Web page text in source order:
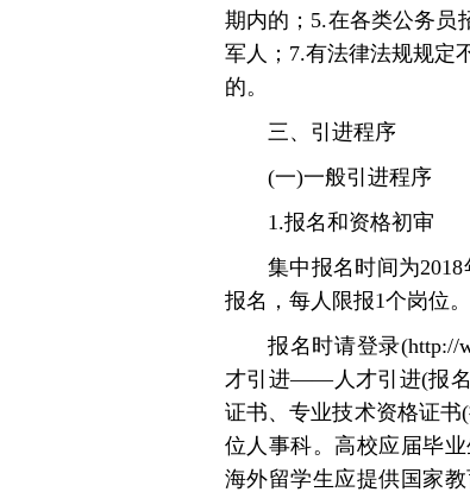
期内的；5.在各类公务员
军人；7.有法律法规规定
的。
三、引进程序
(一)一般引进程序
1.报名和资格初审
集中报名时间为
报名，每人限报1个岗位。
报名时请登录
才引进——人才引进(报名
证书、专业技术资格证
位人事科。高校应届毕
海外留学生应提供国家